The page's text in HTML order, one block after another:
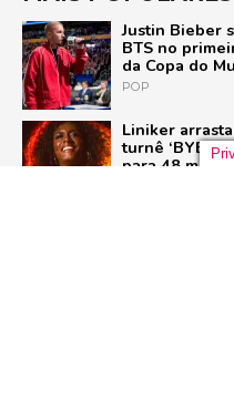
Justin Bieber
BTS no
da Copa do
POP
Liniker
turnê ‘BYE
para 48 mil